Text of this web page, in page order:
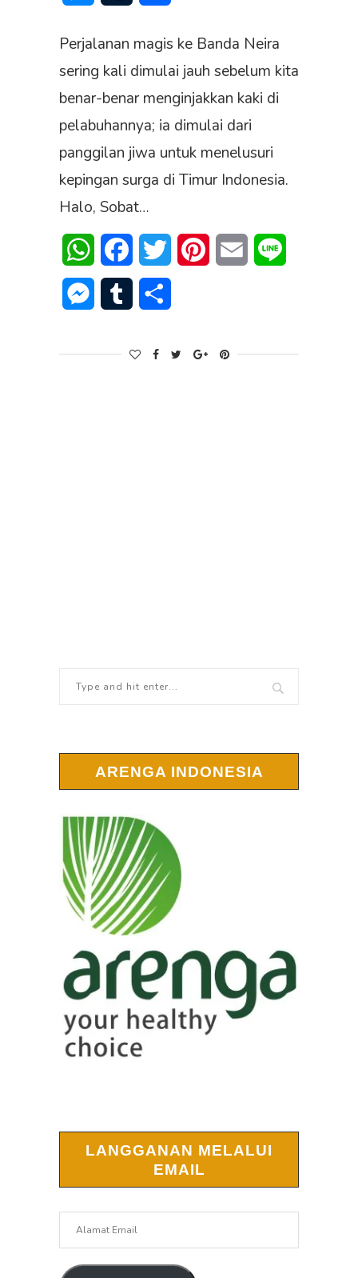
Perjalanan magis ke Banda Neira
sering kali dimulai jauh sebelum kita
benar-benar menginjakkan kaki di
pelabuhannya; ia dimulai dari
panggilan jiwa untuk menelusuri
kepingan surga di Timur Indonesia.
Halo, Sobat…
WhatsAppFacebookTwitter PinterestEmail
Messenger
Tumblr
ARENGA INDONESIA
LANGGANAN MELALUI
EMAIL